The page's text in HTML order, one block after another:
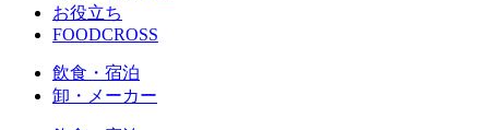
お役立ち
FOODCROSS
飲食・宿泊
卸・メーカー